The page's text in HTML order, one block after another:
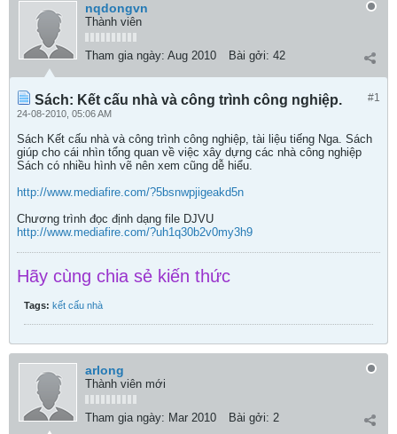
nqdongvn
Thành viên
Tham gia ngày: Aug 2010 Bài gởi: 42
#1
Sách: Kết cấu nhà và công trình công nghiệp.
24-08-2010, 05:06 AM
Sách Kết cấu nhà và công trình công nghiệp, tài liệu tiếng Nga. Sách
giúp cho cái nhìn tổng quan về việc xây dựng các nhà công nghiệp
Sách có nhiều hình vẽ nên xem cũng dễ hiểu.
http://www.mediafire.com/?5bsnwpjigeakd5n
Chương trình đọc định dạng file DJVU
http://www.mediafire.com/?uh1q30b2v0my3h9
Hãy cùng chia sẻ kiến thức
Tags: kết cấu nhà
arlong
Thành viên mới
Tham gia ngày: Mar 2010 Bài gởi: 2